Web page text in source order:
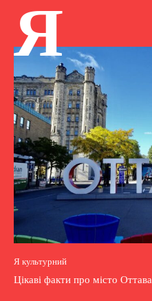
Я
Я культурний
Цікаві факти про місто Оттава